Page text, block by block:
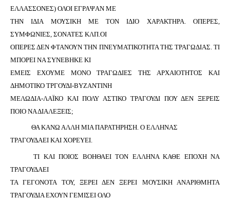
ΕΛΛΑΣΣΟΝΕΣ) ΟΛΟΙ ΕΓΡΑΨΑΝ ΜΕ
ΤΗΝ ΙΔΙΑ ΜΟΥΣΙΚΗ ΜΕ ΤΟΝ ΙΔΙΟ ΧΑΡΑΚΤΗΡΑ. ΟΠΕΡΕΣ,
ΣΥΜΦΩΝΙΕΣ, ΣΟΝΑΤΕΣ ΚΛΠ.ΟΙ
ΟΠΕΡΕΣ ΔΕΝ ΦΤΑΝΟΥΝ ΤΗΝ ΠΝΕΥΜΑΤΙΚΟΤΗΤΑ ΤΗΣ ΤΡΑΓΩΔΙΑΣ. ΤΙ
ΜΠΟΡΕΙ ΝΑ ΣΥΝΕΒΗΚΕ ΚΙ
ΕΜΕΙΣ ΕΧΟΥΜΕ ΜΟΝΟ ΤΡΑΓΩΔΙΕΣ ΤΗΣ ΑΡΧΑΙΟΤΗΤΟΣ ΚΑΙ
ΔΗΜΟΤΙΚΟ ΤΡΓΟΥΔΙ-ΒΥΖΑΝΤΙΝΗ
ΜΕΛΩΔΙΑ-ΛΑΪΚΟ ΚΑΙ ΠΟΛΥ ΑΣΤΙΚΟ ΤΡΑΓΟΥΔΙ ΠΟΥ ΔΕΝ ΞΕΡΕΙΣ
ΠΟΙΟ ΝΑ ΔΙΑΛΕΞΕΙΣ;
ΘΑ ΚΑΝΩ ΑΛΛΗ ΜΙΑ ΠΑΡΑΤΗΡΗΣΗ. Ο ΕΛΛΗΝΑΣ
ΤΡΑΓΟΥΔΑΕΙ ΚΑΙ ΧΟΡΕΥΕΙ.
ΤΙ ΚΑΙ ΠΟΙΟΣ ΒΟΗΘΑΕΙ ΤΟΝ ΕΛΛΗΝΑ ΚΑΘΕ ΕΠΟΧΗ ΝΑ
ΤΡΑΓΟΥΔΑΕΙ
ΤΑ ΓΕΓΟΝΟΤΑ ΤΟΥ, ΞΕΡΕΙ ΔΕΝ ΞΕΡΕΙ ΜΟΥΣΙΚΗ ΑΝΑΡΙΘΜΗΤΑ
ΤΡΑΓΟΥΔΙΑ ΕΧΟΥΝ ΓΕΜΙΣΕΙ ΟΛΟ